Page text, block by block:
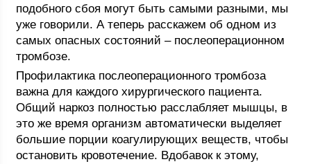
подобного сбоя могут быть самыми разными, мы
уже говорили. А теперь расскажем об одном из
самых опасных состояний – послеоперационном
тромбозе.
Профилактика послеоперационного тромбоза
важна для каждого хирургического пациента.
Общий наркоз полностью расслабляет мышцы, в
это же время организм автоматически выделяет
большие порции коагулирующих веществ, чтобы
остановить кровотечение. Вдобавок к этому,